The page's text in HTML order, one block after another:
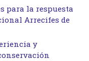
para la respuesta
Arrecifes de
y